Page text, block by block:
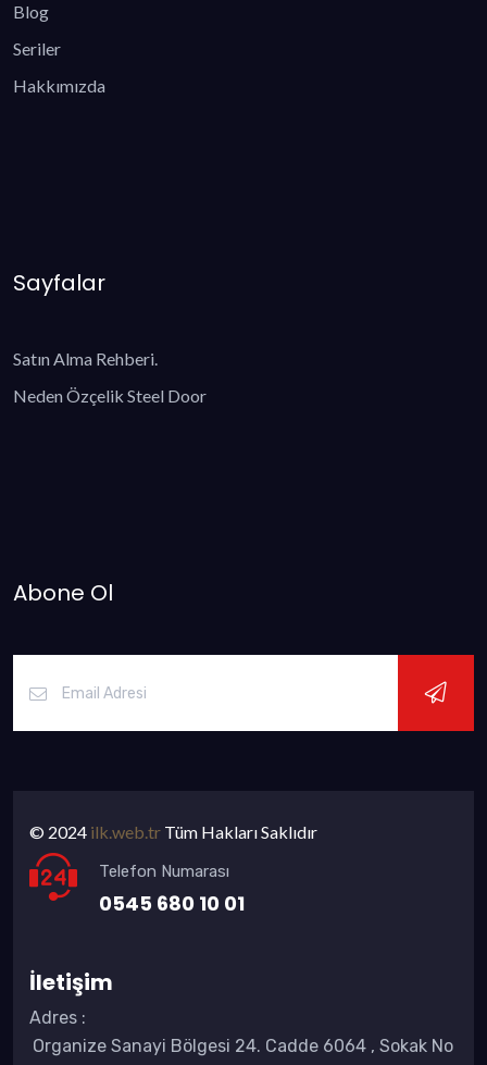
Blog
Seriler
Hakkımızda
Sayfalar
Satın Alma Rehberi.
Neden Özçelik Steel Door
Abone Ol
© 2024 ilk.web.tr Tüm Hakları Saklıdır
Telefon Numarası
0545 680 10 01
İletişim
Adres :
Organize Sanayi Bölgesi 24. Cadde 6064 , Sokak No